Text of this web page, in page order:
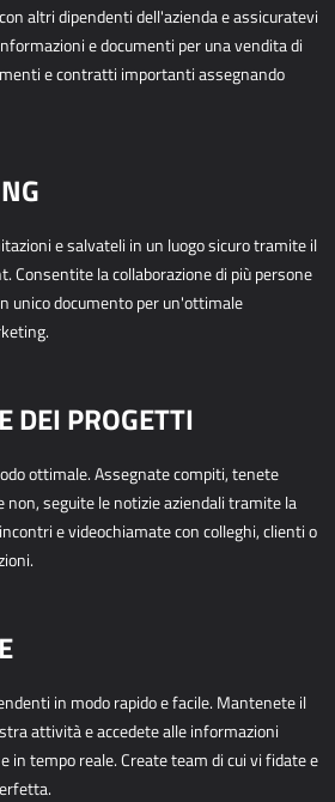
altri dipendenti dell'azienda e assicuratevi
e documenti per una vendita di
e contratti importanti assegnando
e salvateli in un luogo sicuro tramite il
Consentite la collaborazione di più persone
unico documento per un'ottimale
DEI PROGETTI
ottimale. Assegnate compiti, tenete
non, seguite le notizie aziendali tramite la
e videochiamate con colleghi, clienti o
in modo rapido e facile. Mantenete il
attività e accedete alle informazioni
in tempo reale. Create team di cui vi fidate e